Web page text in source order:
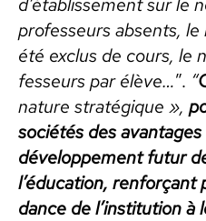
pro­fesseurs absents, le
été exclus de cours, le
fesseurs par élève…”. “
nature stratégique »,
sociétés des
développe­ment futur
l’éducation,
dance de l’institution à